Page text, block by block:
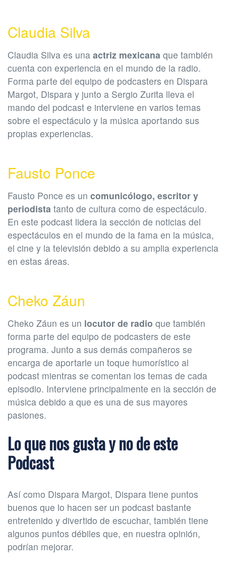
Claudia Silva
Claudia Silva es una actriz mexicana que también
cuenta con experiencia en el mundo de la radio.
Forma parte del equipo de podcasters en Dispara
Margot, Dispara y junto a Sergio Zurita lleva el
mando del podcast e interviene en varios temas
sobre el espectáculo y la música aportando sus
propias experiencias.
Fausto Ponce
Fausto Ponce es un comunicólogo, escritor y
periodista tanto de cultura como de espectáculo.
En este podcast lidera la sección de noticias del
espectáculos en el mundo de la fama en la música,
el cine y la televisión debido a su amplia experiencia
en estas áreas.
Cheko Záun
Cheko Záun es un locutor de radio que también
forma parte del equipo de podcasters de este
programa. Junto a sus demás compañeros se
encarga de aportarle un toque humorístico al
podcast mientras se comentan los temas de cada
episodio. Interviene principalmente en la sección de
música debido a que es una de sus mayores
pasiones.
Lo que nos gusta y no de este
Podcast
Así como Dispara Margot, Dispara tiene puntos
buenos que lo hacen ser un podcast bastante
entretenido y divertido de escuchar, también tiene
algunos puntos débiles que, en nuestra opinión,
podrían mejorar.